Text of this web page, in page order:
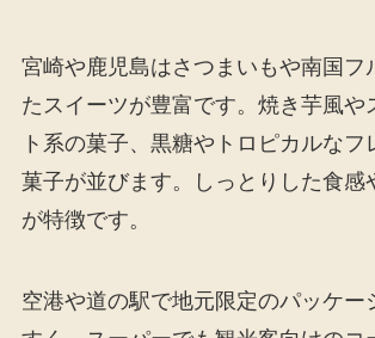
宮崎や鹿児島はさつまいもや南国フ
たスイーツが豊富です。焼き芋風や
ト系の菓子、黒糖やトロピカルなフ
菓子が並びます。しっとりした食感
が特徴です。
空港や道の駅で地元限定のパッケー